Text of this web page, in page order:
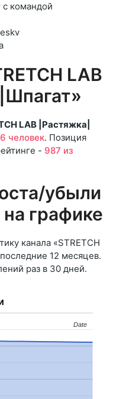
с командой
LAB
LAB |Растяжка|
человек. Позиция
- 987 из
убыли
графике
канала «STRETCH
12 месяцев.
раз в 30 дней.
Date
Date